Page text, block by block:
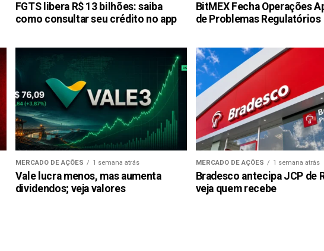
FGTS libera R$ 13 bilhões: saiba
como consultar seu crédito no app
BitMEX Fecha Operações
de Problemas Regulatórios
MERCADO DE AÇÕES 1 semana atrás
Vale lucra menos, mas aumenta
dividendos; veja valores
MERCADO DE AÇÕES 1 semana atrás
Bradesco antecipa JCP de
veja quem recebe